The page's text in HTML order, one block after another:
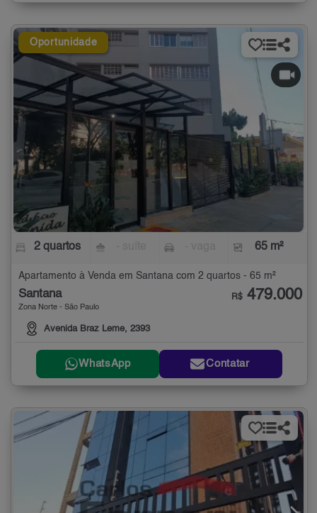
Oportunidade
2 quartos 65 m²
Apartamento à Venda em Santana com 2 quartos - 65 m²
Santana
Zona Norte - São Paulo
Avenida Braz Leme, 2393
R$ 479.000
WhatsApp Contatar